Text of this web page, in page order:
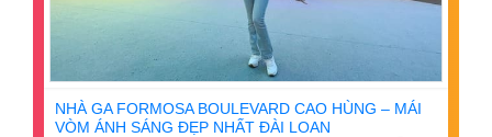
NHÀ GA FORMOSA BOULEVARD CAO HÙNG – MÁI
VÒM ÁNH SÁNG ĐẸP NHẤT ĐÀI LOAN